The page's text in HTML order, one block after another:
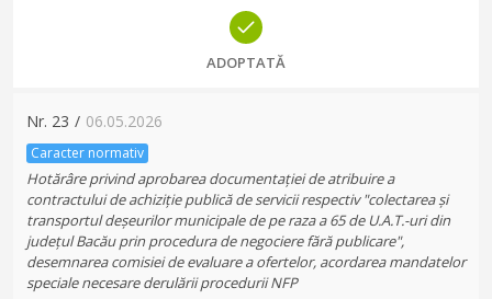
ADOPTATĂ
Nr. 23 / 06.05.2026
Caracter normativ
Hotărâre privind aprobarea documentației de atribuire a
contractului de achiziție publică de servicii respectiv "colectarea și
transportul deșeurilor municipale de pe raza a 65 de U.A.T.-uri din
județul Bacău prin procedura de negociere fără publicare",
desemnarea comisiei de evaluare a ofertelor, acordarea mandatelor
speciale necesare derulării procedurii NFP